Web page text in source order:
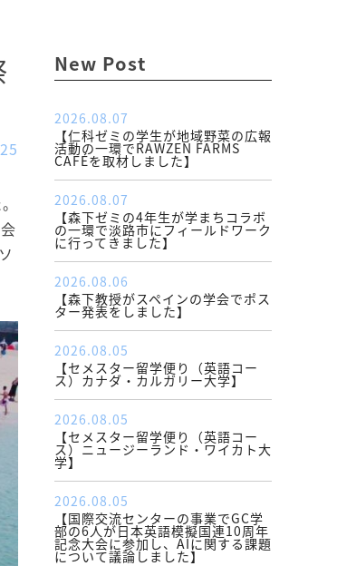
New Post
2026.08.07
【仁科ゼミの学生が地域野菜の広報
活動の一環でRAWZEN FARMS
CAFÉを取材しました】
2026.08.07
【森下ゼミの4年生が学まちコラボ
の一環で淡路市にフィールドワーク
に行ってきました】
2026.08.06
【森下教授がスペインの学会でポス
ター発表をしました】
2026.08.05
【セメスター留学便り（英語コー
ス）カナダ・カルガリー大学】
2026.08.05
【セメスター留学便り（英語コー
ス）ニュージーランド・ワイカト大
学】
2026.08.05
【国際交流センターの事業でGC学
部の6人が日本英語模擬国連10周年
記念大会に参加し、AIに関する課題
について議論しました】